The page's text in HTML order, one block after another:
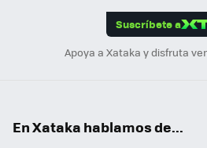
Suscríbete a
Apoya a Xataka y disfruta
En Xataka hablamos de...